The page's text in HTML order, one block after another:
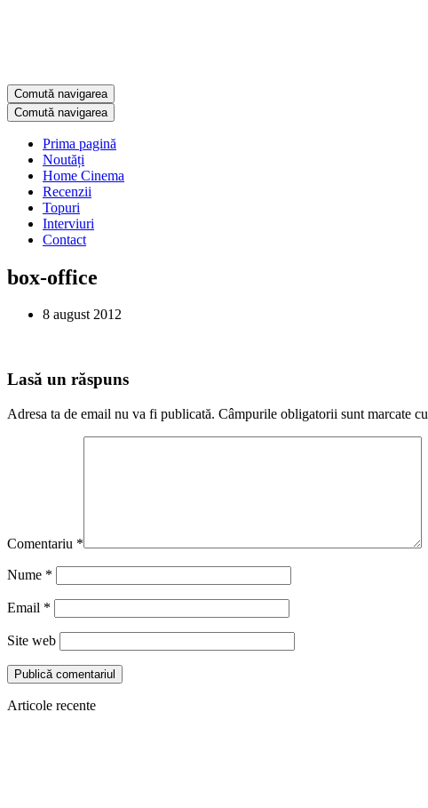
Comută navigarea
Comută navigarea
Prima pagină
Noutăți
Home Cinema
Recenzii
Topuri
Interviuri
Contact
box-office
8 august 2012
Lasă un răspuns
Adresa ta de email nu va fi publicată. Câmpurile obligatorii sunt marcate cu
Comentariu *
Nume *
Email *
Site web
Articole recente